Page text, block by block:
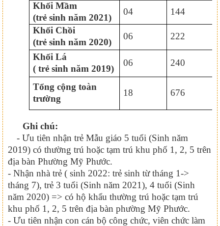
Khối Mầm
(trẻ sinh năm 2021)
04 144
Khối Chồi
(trẻ sinh năm 2020)
06 222
Khối Lá
( trẻ sinh năm 2019)
06 240
Tổng cộng toàn
trường
18 676
Ghi chú:
- Ưu tiên nhận trẻ Mẫu giáo 5 tuổi (Sinh năm
2019) có thường trú hoặc tạm trú khu phố 1, 2, 5 trên
địa bàn Phường Mỹ Phước.
- Nhận nhà trẻ ( sinh 2022: trẻ sinh từ tháng 1->
tháng 7), trẻ 3 tuổi (Sinh năm 2021), 4 tuổi (Sinh
năm 2020) => có hộ khẩu thường trú hoặc tạm trú
khu phố 1, 2, 5 trên địa bàn phường Mỹ Phước.
- Ưu tiên nhận con cán bộ công chức, viên chức làm